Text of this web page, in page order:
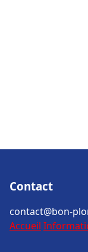
Contact
contact@bon-
Accueil